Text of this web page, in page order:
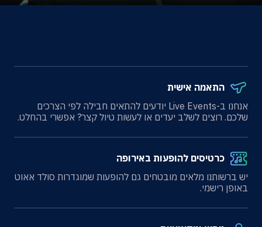
התאמה אישית
אנחנו ב-Live Events יודעים להתאים חבילה לפי הצרכים
שלכם. רוצים לשלב יעדים או לעשות טיול קצר? אפשרי בהחלט.
כרטיסים להופעות באירופה
יש ברשותנו מלאים מובטחים גם להופעות שמוגדרות סולד אאוט
באופן רישמי.